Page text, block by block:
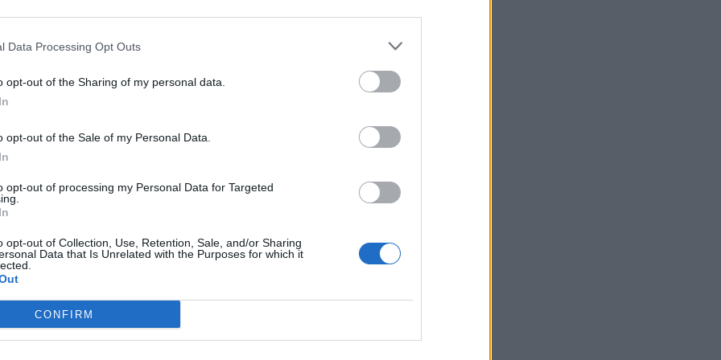
Data Processing Opt Outs
opt-out of the Sharing of my personal data.
opt-out of the Sale of my Personal Data.
opt-out of processing my Personal Data for Targeted
opt-out of Collection, Use, Retention, Sale, and/or Sharing
Data that Is Unrelated with the Purposes for which it
CONFIRM
και εθελοντικές ομάδες καλούνται να βρίσκονται σε
σε περίπτωση που απαιτηθεί.
όλο το προσωπικό και τα διατιθέμενα πλωτά και
παροχής βοήθειας σε τυχόν κινδυνεύοντα
τον
ένα
«Έφυγε» ο Μανώλης